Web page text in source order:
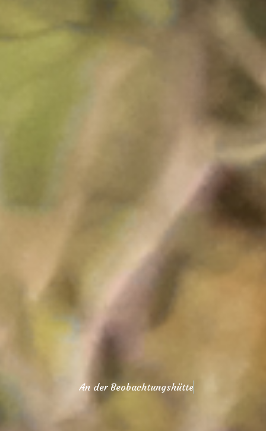
An der Beobachtungshütte I